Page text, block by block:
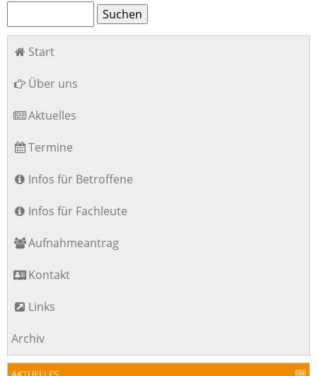
Suchen
Navigation
Start
Über uns
Aktuelles
Termine
Infos für Betroffene
Infos für Fachleute
Aufnahmeantrag
Kontakt
Links
Archiv